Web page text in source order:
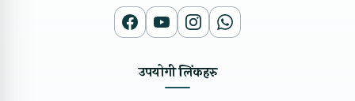
उपयोगी लिंकहरु